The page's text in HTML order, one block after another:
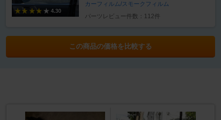
4.30
カーフィルム/スモークフィルム
パーツレビュー件数：112件
この商品の価格を比較する